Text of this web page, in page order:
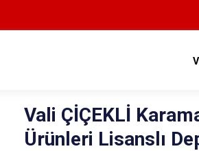
Vali ÇİÇEKLİ
Ürünleri Lisanslı